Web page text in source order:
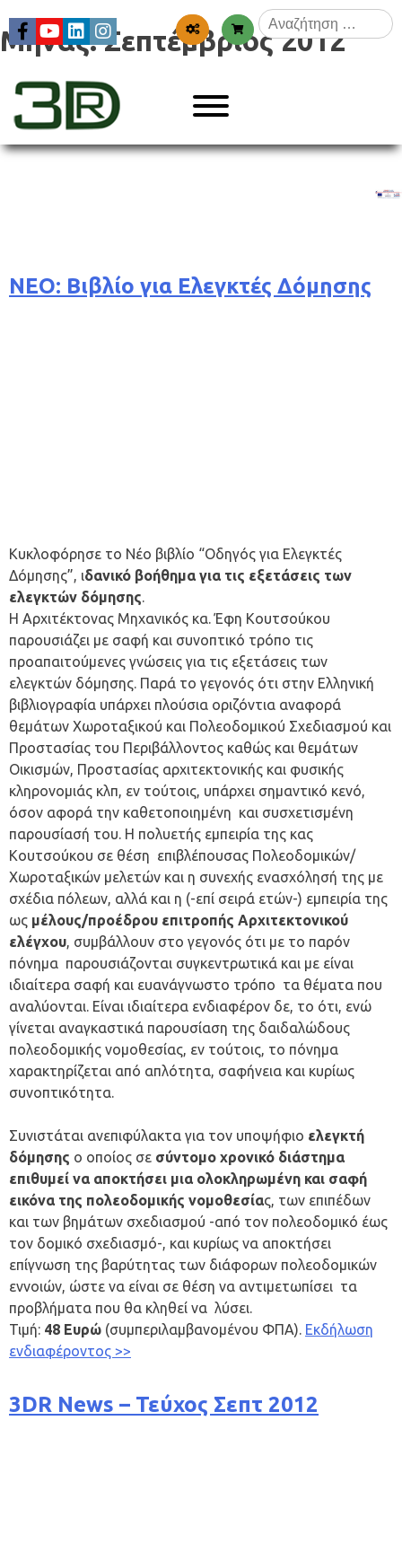
to
content
Αναζήτηση
για:
3dr
Μήνας:Σεπτέμβριος 2012
ΝΕΟ: Βιβλίο για Ελεγκτές Δόμησης
Κυκλοφόρησε το Νέο βιβλίο “Οδηγός για Ελεγκτές
Δόμησης”, ιδανικό βοήθημα για τις εξετάσεις των
ελεγκτών δόμησης.
Η Αρχιτέκτονας Μηχανικός κα. Έφη Κουτσούκου
παρουσιάζει με σαφή και συνοπτικό τρόπο τις
προαπαιτούμενες γνώσεις για τις εξετάσεις των
ελεγκτών δόμησης. Παρά το γεγονός ότι στην Ελληνική
βιβλιογραφία υπάρχει πλούσια οριζόντια αναφορά
θεμάτων Χωροταξικού και Πολεοδομικού Σχεδιασμού και
Προστασίας του Περιβάλλοντος καθώς και θεμάτων
Οικισμών, Προστασίας αρχιτεκτονικής και φυσικής
κληρονομιάς κλπ, εν τούτοις, υπάρχει σημαντικό κενό,
όσον αφορά την καθετοποιημένη και συσχετισμένη
παρουσίασή του. Η πολυετής εμπειρία της κας
Κουτσούκου σε θέση επιβλέπουσας Πολεοδομικών/
Χωροταξικών μελετών και η συνεχής ενασχόλησή της με
σχέδια πόλεων, αλλά και η (-επί σειρά ετών-) εμπειρία της
ως μέλους/προέδρου επιτροπής Αρχιτεκτονικού
ελέγχου, συμβάλλουν στο γεγονός ότι με το παρόν
πόνημα παρουσιάζονται συγκεντρωτικά και με είναι
ιδιαίτερα σαφή και ευανάγνωστο τρόπο τα θέματα που
αναλύονται. Είναι ιδιαίτερα ενδιαφέρον δε, το ότι, ενώ
γίνεται αναγκαστικά παρουσίαση της δαιδαλώδους
πολεοδομικής νομοθεσίας, εν τούτοις, το πόνημα
χαρακτηρίζεται από απλότητα, σαφήνεια και κυρίως
συνοπτικότητα.
Συνιστάται ανεπιφύλακτα για τον υποψήφιο ελεγκτή
δόμησης ο οποίος σε σύντομο χρονικό διάστημα
επιθυμεί να αποκτήσει μια ολοκληρωμένη και σαφή
εικόνα της πολεοδομικής νομοθεσίας, των επιπέδων
και των βημάτων σχεδιασμού -από τον πολεοδομικό έως
τον δομικό σχεδιασμό-, και κυρίως να αποκτήσει
επίγνωση της βαρύτητας των διάφορων πολεοδομικών
εννοιών, ώστε να είναι σε θέση να αντιμετωπίσει τα
προβλήματα που θα κληθεί να λύσει.
Τιμή: 48 Ευρώ (συμπεριλαμβανομένου ΦΠΑ). Εκδήλωση
ενδιαφέροντος >>
3DR News – Τεύχος Σεπτ 2012